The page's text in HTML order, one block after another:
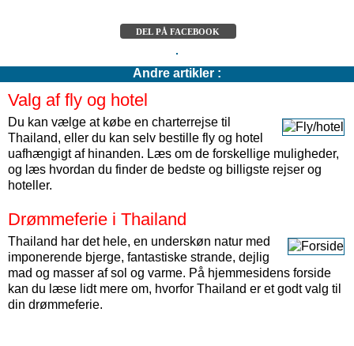
DEL PÅ FACEBOOK
Andre artikler :
Valg af fly og hotel
Du kan vælge at købe en charterrejse til
Thailand, eller du kan selv bestille fly og hotel
uafhængigt af hinanden. Læs om de forskellige muligheder,
og læs hvordan du finder de bedste og billigste rejser og
hoteller.
Drømmeferie i Thailand
Thailand har det hele, en underskøn natur med
imponerende bjerge, fantastiske strande, dejlig
mad og masser af sol og varme. På hjemmesidens forside
kan du læse lidt mere om, hvorfor Thailand er et godt valg til
din drømmeferie.